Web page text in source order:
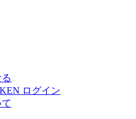
ログイン